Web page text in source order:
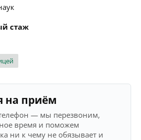
стаж
на приём
— мы перезвоним,
время и поможем
ни к чему не обязывает и